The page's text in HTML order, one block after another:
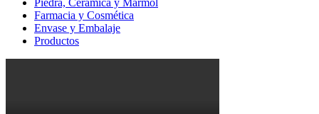
Piedra, Cerámica y Mármol
Farmacia y Cosmética
Envase y Embalaje
Productos